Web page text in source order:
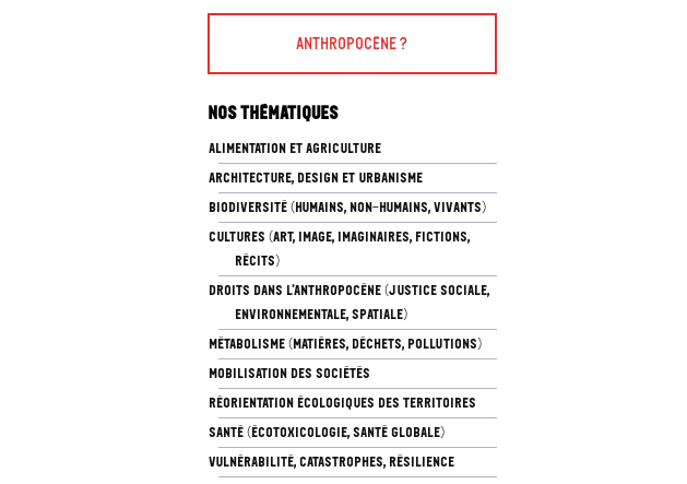
Anthropocène ?
Nos thématiques
ALIMENTATION ET AGRICULTURE
ARCHITECTURE, DESIGN ET URBANISME
BIODIVERSITÉ (HUMAINS, NON-HUMAINS, VIVANTS)
CULTURES (ART, IMAGE, IMAGINAIRES, FICTIONS,
RÉCITS)
DROITS DANS L’ANTHROPOCÈNE (JUSTICE SOCIALE,
ENVIRONNEMENTALE, SPATIALE)
MÉTABOLISME (MATIÈRES, DÉCHETS, POLLUTIONS)
MOBILISATION DES SOCIÉTÉS
RÉORIENTATION ÉCOLOGIQUES DES TERRITOIRES
SANTÉ (ÉCOTOXICOLOGIE, SANTÉ GLOBALE)
VULNÉRABILITÉ, CATASTROPHES, RÉSILIENCE